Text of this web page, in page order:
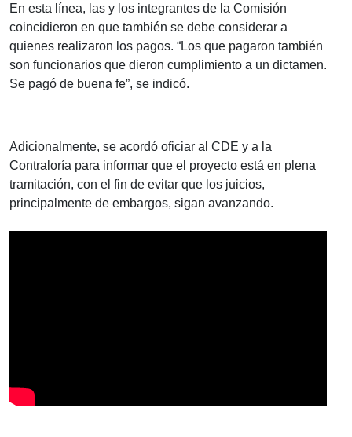
En esta línea, las y los integrantes de la Comisión
coincidieron en que también se debe considerar a
quienes realizaron los pagos. “Los que pagaron también
son funcionarios que dieron cumplimiento a un dictamen.
Se pagó de buena fe”, se indicó.
Adicionalmente, se acordó oficiar al CDE y a la
Contraloría para informar que el proyecto está en plena
tramitación, con el fin de evitar que los juicios,
principalmente de embargos, sigan avanzando.